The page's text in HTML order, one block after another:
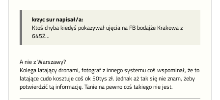
krzyc sur napisał/a:
Ktoś chyba kiedyś pokazywał ujęcia na FB bodajże Krakowa z
645Z...
A nie z Warszawy?
Kolega latający dronami, fotograf z innego systemu coś wspominał, że to
latające cudo kosztuje coś ok 50tys zł. Jednak aż tak się nie znam, żeby
potwierdzić tą informację. Tanie na pewno coś takiego nie jest.